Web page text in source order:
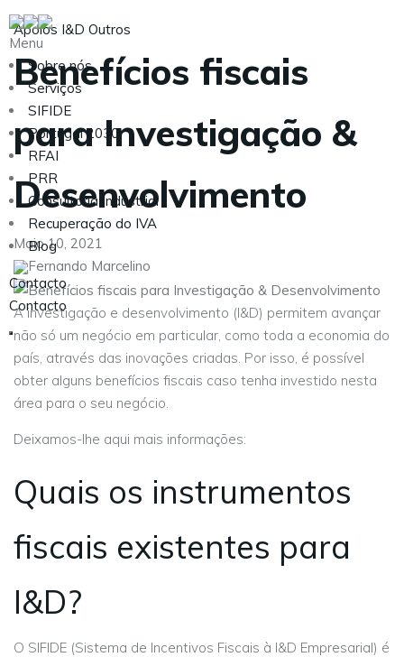
Menu
Sobre nós
Serviços
SIFIDE
Portugal 2030
RFAI
PRR
Consultoria Industrial
Recuperação do IVA
Blog
Contacto
Contacto
Apoios I&D Outros
Benefícios fiscais
para Investigação &
Desenvolvimento
Maio 10, 2021
Fernando Marcelino
A investigação e desenvolvimento (I&D) permitem avançar
não só um negócio em particular, como toda a economia do
país, através das inovações criadas. Por isso, é possível
obter alguns benefícios fiscais caso tenha investido nesta
área para o seu negócio.
Deixamos-lhe aqui mais informações:
Quais os instrumentos
fiscais existentes para
I&D?
O SIFIDE (Sistema de Incentivos Fiscais à I&D Empresarial) é